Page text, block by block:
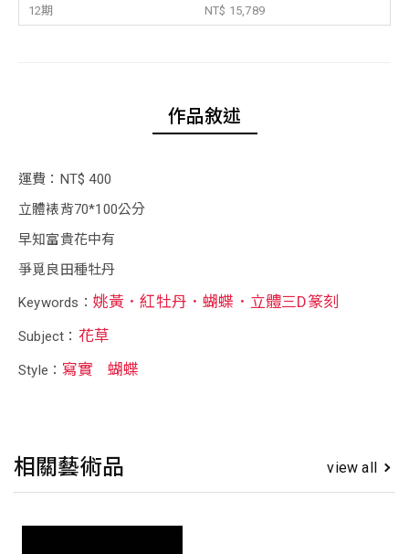
12期
NT$ 15,789
作品敘述
運費：NT$ 400
立體裱背70*100公分
早知富貴花中有
爭覓良田種牡丹
Keywords： 姚黃．紅牡丹．蝴蝶．立體三D篆刻
Subject： 花草
Style：寫實 蝴蝶
相關藝術品 view all